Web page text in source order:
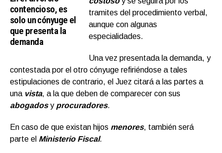
contencioso, es
solo un cónyuge el
que presenta la
demanda
tramites del procedimiento verbal,
aunque con algunas
especialidades.
Una vez presentada la demanda, y
contestada por el otro cónyuge refiriéndose a tales
estipulaciones de contrario, el Juez citará a las partes a
una vista, a la que deben de comparecer con sus
abogadosy procuradores.
En caso de que existan hijos menores, también será
parte el Ministerio Fiscal.